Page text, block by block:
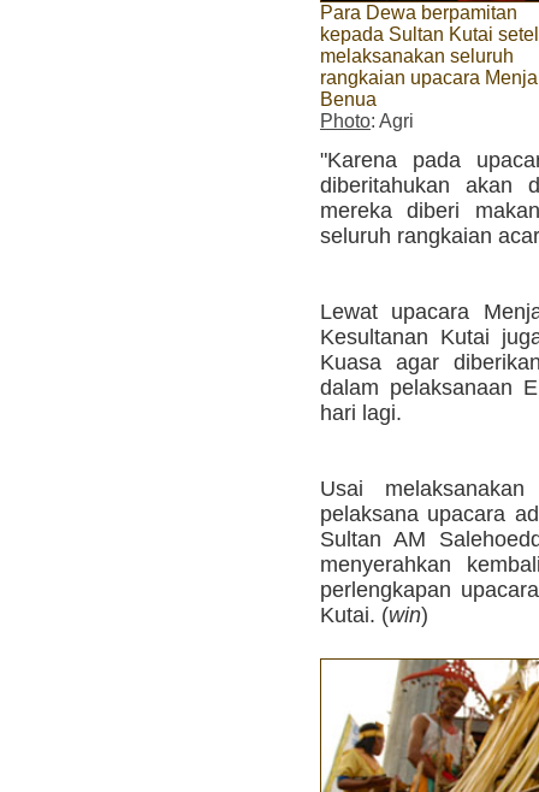
Para Dewa berpamitan
kepada Sultan Kutai
melaksanakan seluruh
rangkaian upacara
Benua
Photo: Agri
"Karena pada
diberitahukan akan
mereka diberi
seluruh rangkaian
Lewat upacara
Kesultanan Kutai
Kuasa agar
dalam pelaksanaan
hari lagi.
Usai
pelaksana upacara
Sultan AM
menyerahkan
perlengkapan
Kutai. (win)